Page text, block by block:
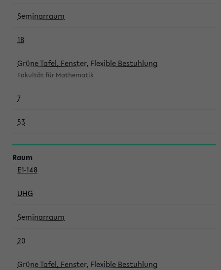
Seminarraum
18
Grüne Tafel, Fenster, Flexible Bestuhlung
Fakultät für Mathematik
7
53
E1-148
UHG
Seminarraum
20
Grüne Tafel, Fenster, Flexible Bestuhlung